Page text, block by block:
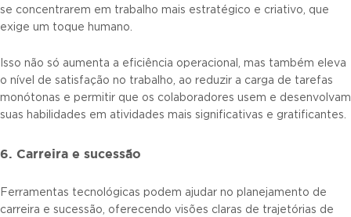
se concentrarem em trabalho mais estratégico e criativo, que
exige um toque humano.
Isso não só aumenta a eficiência operacional, mas também eleva
o nível de satisfação no trabalho, ao reduzir a carga de tarefas
monótonas e permitir que os colaboradores usem e desenvolvam
suas habilidades em atividades mais significativas e gratificantes.
6. Carreira e sucessão
Ferramentas tecnológicas podem ajudar no planejamento de
carreira e sucessão, oferecendo visões claras de trajetórias de